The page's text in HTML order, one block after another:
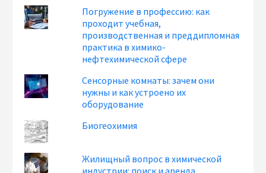
Погружение в профессию: как
проходит учебная,
производственная и преддипломная
практика в химико-
нефтехимической сфере
Сенсорные комнаты: зачем они
нужны и как устроено их
оборудование
Биогеохимия
Жилищный вопрос в химической
индустрии: поиск и аренда